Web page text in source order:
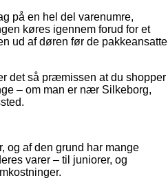
på en hel del varenumre,
køres igennem forud for et
ud af døren før de pakkeansatte
det så præmissen at du shopper
– om man er nær Silkeborg,
og af den grund har mange
varer – til juniorer, og